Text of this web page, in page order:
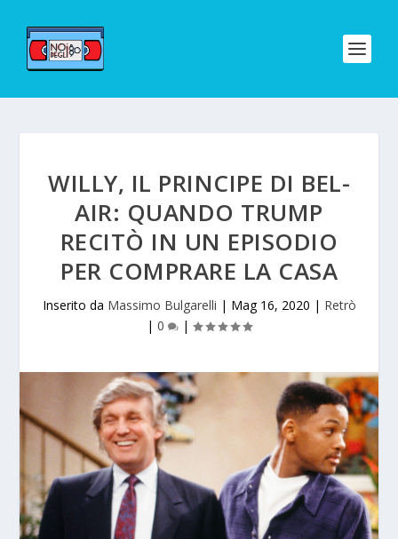
WILLY, IL PRINCIPE DI BEL-
AIR: QUANDO TRUMP
RECITÒ IN UN EPISODIO
PER COMPRARE LA CASA
Inserito da Massimo Bulgarelli | Mag 16, 2020 | Retrò
| 0 |